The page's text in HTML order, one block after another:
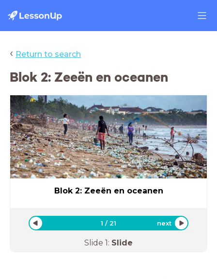
‹ Return to search
Blok 2: Zeeën en oceanen
Blok 2: Zeeën en oceanen
1 /21 next
Slide 1: Slide